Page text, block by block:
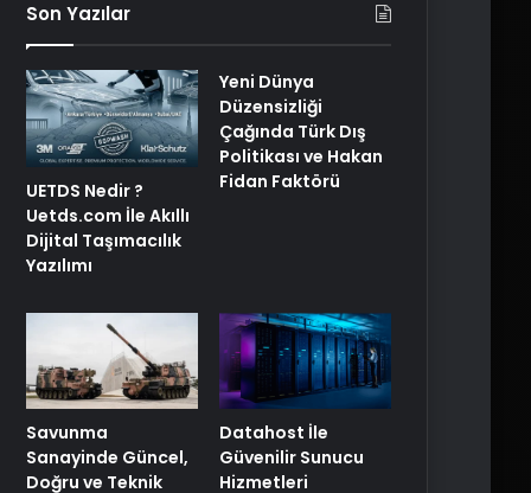
Son Yazılar
UETDS Nedir ?
Uetds.com İle Akıllı
Dijital Taşımacılık
Yazılımı
Yeni Dünya
Düzensizliği
Çağında Türk Dış
Politikası ve Hakan
Fidan Faktörü
Savunma
Sanayinde Güncel,
Doğru ve Teknik
Datahost İle
Güvenilir Sunucu
Hizmetleri